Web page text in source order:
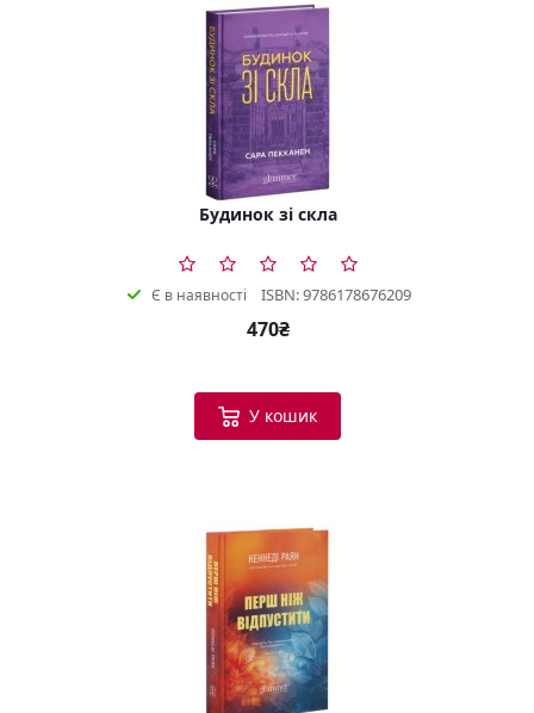
Будинок зі скла
Є в наявності ISBN: 9786178676209
470₴
У кошик